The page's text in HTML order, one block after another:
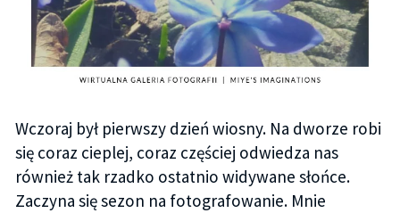
Wczoraj był pierwszy dzień wiosny. Na dworze robi
się coraz cieplej, coraz częściej odwiedza nas
również tak rzadko ostatnio widywane słońce.
Zaczyna się sezon na fotografowanie. Mnie